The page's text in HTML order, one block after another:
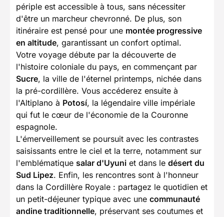
périple est accessible à tous, sans nécessiter
d'être un marcheur chevronné. De plus, son
itinéraire est pensé pour une montée progressive
en altitude, garantissant un confort optimal.
Votre voyage débute par la découverte de
l'histoire coloniale du pays, en commençant par
Sucre, la ville de l'éternel printemps, nichée dans
la pré-cordillère. Vous accéderez ensuite à
l'Altiplano à Potosí, la légendaire ville impériale
qui fut le cœur de l'économie de la Couronne
espagnole.
L'émerveillement se poursuit avec les contrastes
saisissants entre le ciel et la terre, notamment sur
l'emblématique salar d'Uyuni et dans le désert du
Sud Lipez. Enfin, les rencontres sont à l'honneur
dans la Cordillère Royale : partagez le quotidien et
un petit-déjeuner typique avec une communauté
andine traditionnelle, préservant ses coutumes et